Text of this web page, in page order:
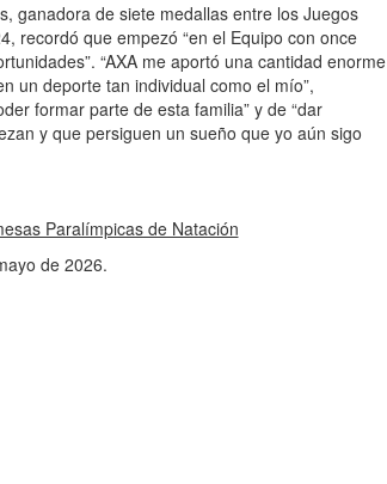
ganadora de siete medallas entre los Juegos
recordó que empezó “en el Equipo con once
“AXA me aportó una cantidad enorme
un deporte tan individual como el mío”,
formar parte de esta familia” y de “dar
y que persiguen un sueño que yo aún sigo
Paralímpicas de Natación
de 2026.